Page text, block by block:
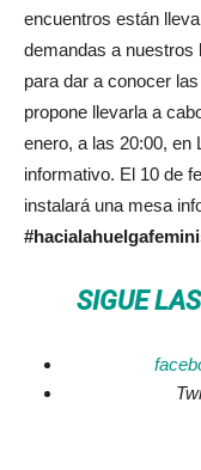
encuentros están
demandas a nuestros
para dar a conocer
propone llevarla a
enero, a las 20:00, en
informativo. El 10 de
instalará una mesa
SIGUE